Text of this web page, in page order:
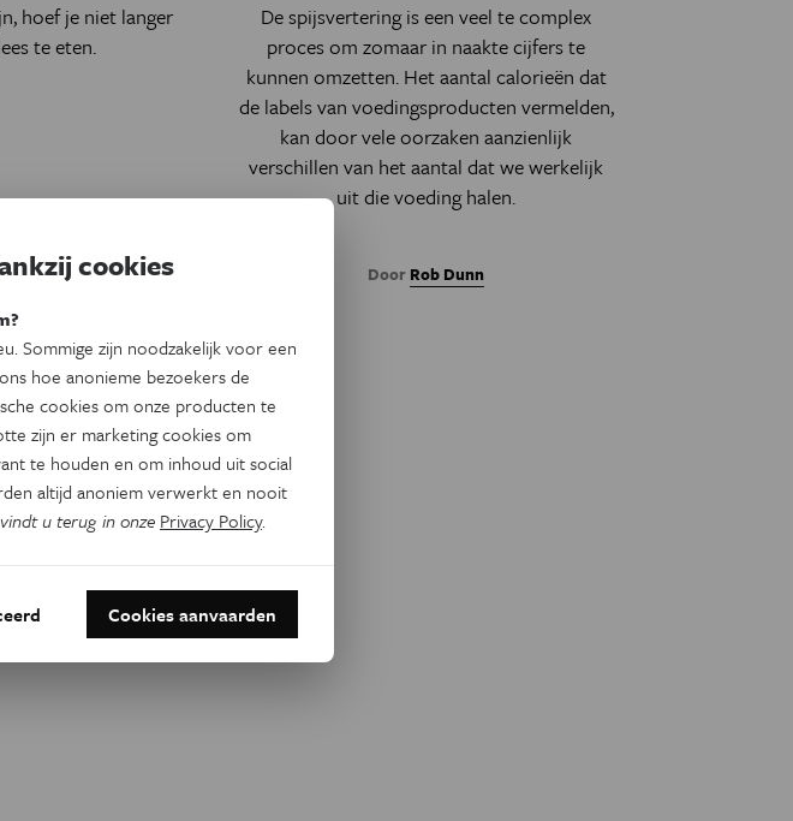
hoef je niet langer
te eten.
De spijsvertering is een veel te complex
proces om zomaar in naakte cijfers te
kunnen omzetten. Het aantal calorieën dat
de labels van voedingsproducten vermelden,
kan door vele oorzaken aanzienlijk
verschillen van het aantal dat we werkelijk
uit die voeding halen.
Door Rob Dunn
cookies
Sommige zijn noodzakelijk voor een
hoe anonieme bezoekers de
cookies om onze producten te
zijn er marketing cookies om
te houden en om inhoud uit social
altijd anoniem verwerkt en nooit
u terug in onze Privacy Policy.
Cookies aanvaarden